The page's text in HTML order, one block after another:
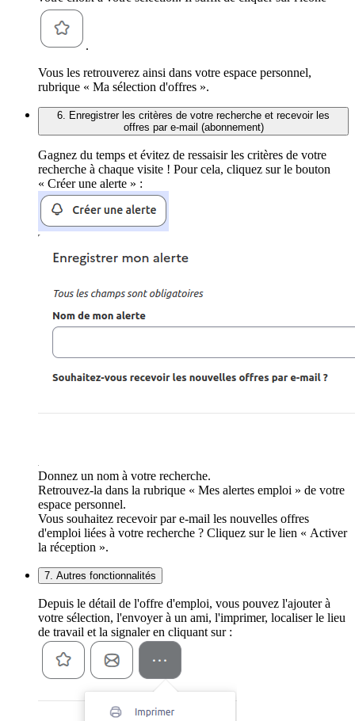
.
Vous les retrouverez ainsi dans votre espace personnel,
rubrique « Ma sélection d'offres ».
6. Enregistrer les critères de votre recherche et recevoir les
offres par e-mail (abonnement)
Gagnez du temps et évitez de ressaisir les critères de votre
recherche à chaque visite ! Pour cela, cliquez sur le bouton
« Créer une alerte » :
Donnez un nom à votre recherche.
Retrouvez-la dans la rubrique « Mes alertes emploi » de votre
espace personnel.
Vous souhaitez recevoir par e-mail les nouvelles offres
d'emploi liées à votre recherche ? Cliquez sur le lien « Activer
la réception ».
7. Autres fonctionnalités
Depuis le détail de l'offre d'emploi, vous pouvez l'ajouter à
votre sélection, l'envoyer à un ami, l'imprimer, localiser le lieu
de travail et la signaler en cliquant sur :